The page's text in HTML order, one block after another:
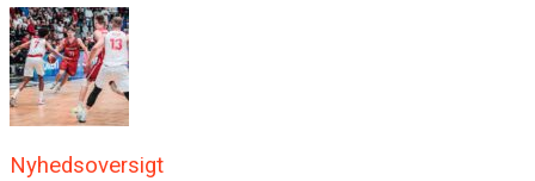
Nyhedsoversigt